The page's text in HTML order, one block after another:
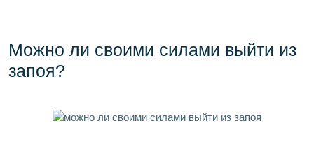
Можно ли своими силами выйти из
запоя?